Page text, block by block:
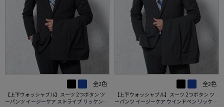
全2色
【上下ウォッシャブル】スーツ 2つボタン ツ
ーパンツ イージーケア ストライプ リッケンバ
全2色
【上下ウォッシャブル】スーツ 2つボタン ツ
ーパンツ イージーケア ウインドペン リッケン